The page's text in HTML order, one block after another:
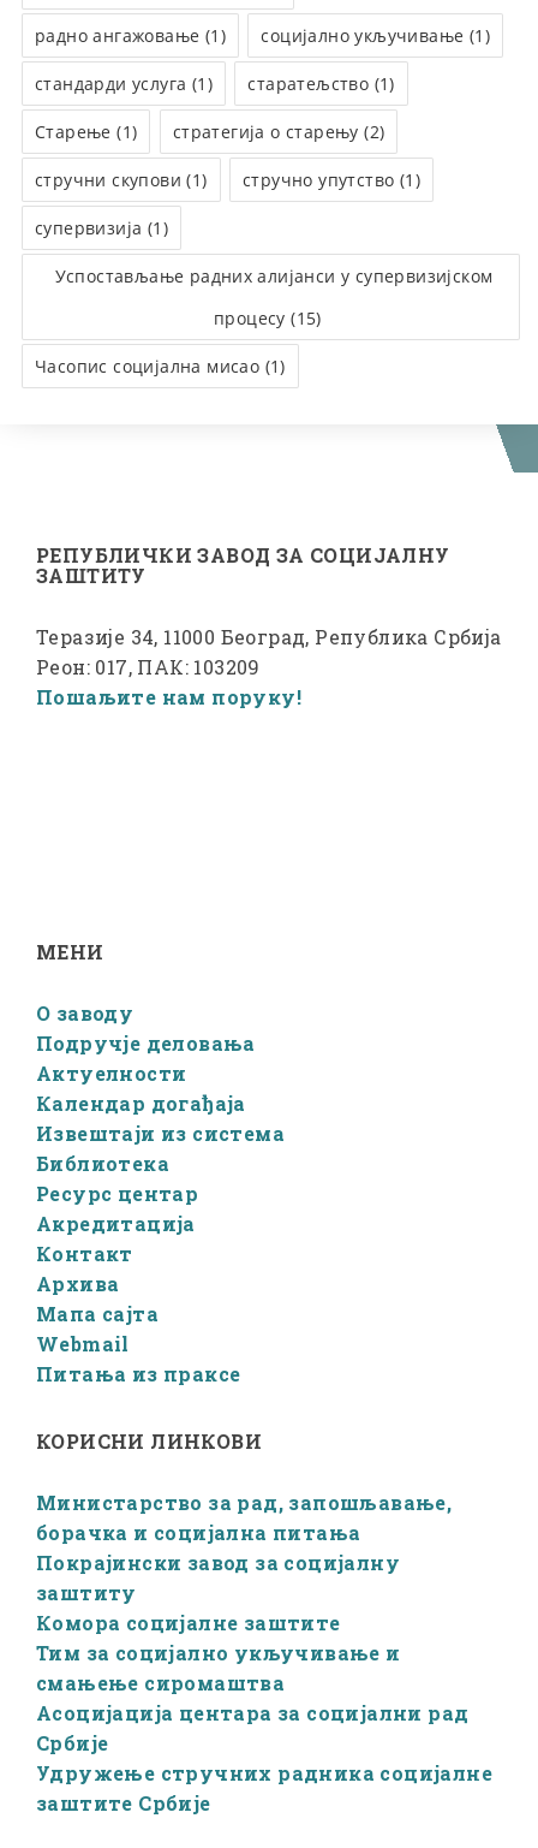
радно ангажовање (1) социјално укључивање (1)
стандарди услуга (1) старатељство (1)
Старење (1) стратегија о старењу (2)
стручни скупови (1) стручно упутство (1)
супервизија (1)
Успостављање радних алијанси у супервизијском
процесу (15)
Часопис социјална мисао (1)
РЕПУБЛИЧКИ ЗАВОД ЗА СОЦИЈАЛНУ
ЗАШТИТУ
Теразије 34, 11000 Београд, Република Србија
Реон: 017, ПАК: 103209
Пошаљите нам поруку!
МЕНИ
О заводу
Подручје деловања
Актуелности
Календар догађаја
Извештаји из система
Библиотека
Ресурс центар
Акредитација
Контакт
Архива
Мапа сајта
Webmail
Питања из праксе
КОРИСНИ ЛИНКОВИ
Министарство за рад, запошљавање,
борачка и социјална питања
Покрајински завод за социјалну
заштиту
Комора социјалне заштите
Тим за социјално укључивање и
смањење сиромаштва
Асоцијација центара за социјални рад
Србије
Удружење стручних радника социјалне
заштите Србије